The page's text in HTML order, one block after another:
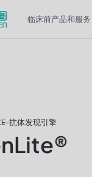
临床前产品和服务
抗体发现引擎